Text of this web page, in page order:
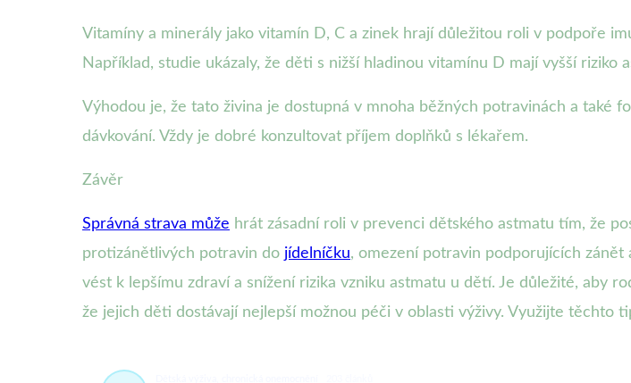
Vitamíny a minerály jako vitamín D, C a zinek hrají důležitou roli v podpoře
Například, studie ukázaly, že děti s nižší hladinou vitamínu D mají vyšší riziko
Výhodou je, že tato živina je dostupná v mnoha běžných potravinách a také
dávkování. Vždy je dobré konzultovat příjem doplňků s lékařem.
Závěr
Správná strava může hrát zásadní roli v prevenci dětského astmatu tím, že
protizánětlivých potravin do jídelníčku, omezení potravin podporujících
vést k lepšímu zdraví a snížení rizika vzniku astmatu u dětí. Je důležité, aby
že jejich děti dostávají nejlepší možnou péči v oblasti výživy. Využijte těchto